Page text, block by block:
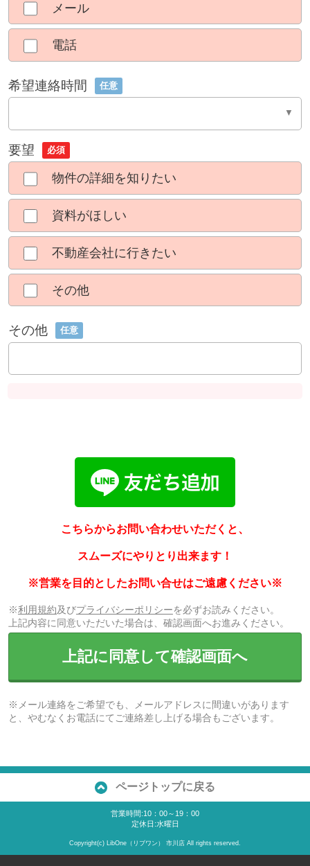
メール
電話
希望連絡時間 任意
要望 必須
物件の詳細を知りたい
資料がほしい
不動産会社に行きたい
その他
その他 任意
こちらからお問い合わせいただくと、
スムーズにやりとり出来ます！
※営業を目的としたお問い合せはご遠慮ください※
※利用規約及びプライバシーポリシーを必ずお読みください。
上記内容に同意いただいた場合は、確認画面へお進みください。
上記に同意して確認画面へ
※メール連絡をご希望でも、メールアドレスに間違いがあります
と、やむなくお電話にてご連絡差し上げる場合もございます。
ページトップに戻る
営業時間:10：00～19：00
定休日:水曜日
Copyright(c) LibOne（リブワン） 市川店 All rights reserved.